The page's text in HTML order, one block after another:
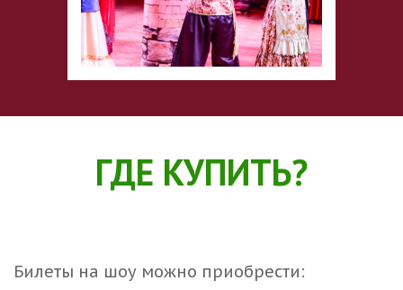
ГДЕ КУПИТЬ?
Билеты на шоу можно приобрести: